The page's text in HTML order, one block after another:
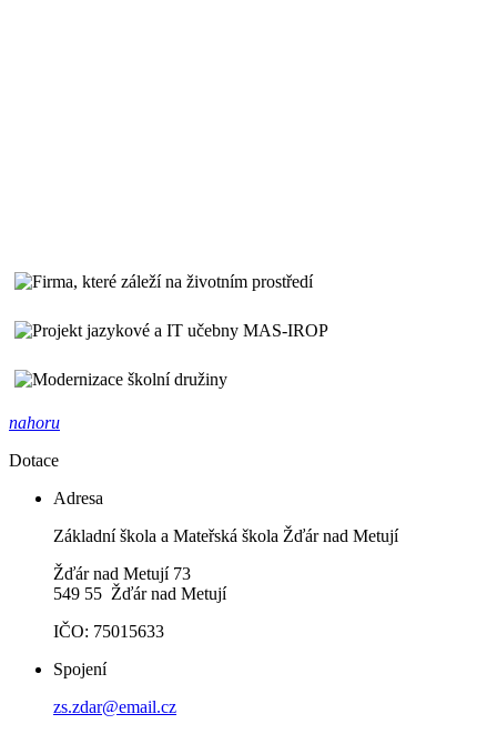
nahoru
Dotace
Adresa
Základní škola a Mateřská škola Žďár nad Metují
Žďár nad Metují 73
549 55 Žďár nad Metují
IČO: 75015633
Spojení
zs.zdar@email.cz